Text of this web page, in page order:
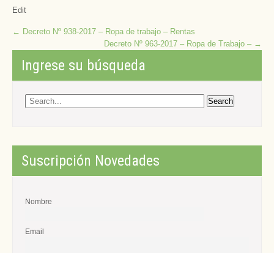
Edit
Post
navigation
← Decreto Nº 938-2017 – Ropa de trabajo – Rentas
Decreto Nº 963-2017 – Ropa de Trabajo – →
Ingrese su búsqueda
Suscripción Novedades
Nombre
Email